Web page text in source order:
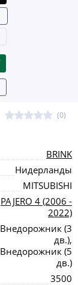
(0)
BRINK
Нидерланды
MITSUBISHI
PAJERO 4 (2006 -
2022)
Внедорожник (3
дв.),
Внедорожник (5
дв.)
3500